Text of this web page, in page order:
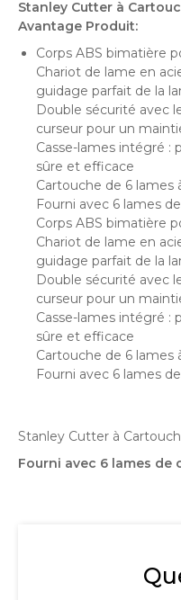
Stanley Cutter à
Avantage Produit:
Corps ABS bimatière
Chariot de lame en
guidage parfait de la
Double sécurité avec
curseur pour un
Casse-lames intégré :
sûre et efficace
Cartouche de 6
Fourni avec 6 lames
Corps ABS bimatière
Chariot de lame en
guidage parfait de la
Double sécurité avec
curseur pour un
Casse-lames intégré :
sûre et efficace
Cartouche de 6
Fourni avec 6 lames
Stanley Cutter à
Fourni avec 6 lames de